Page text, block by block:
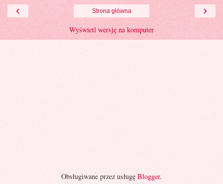
‹ ›
Strona główna
Wyświetl wersję na komputer
Obsługiwane przez usługę Blogger.